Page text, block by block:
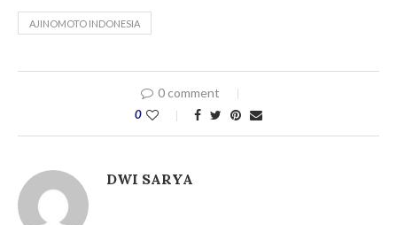
AJINOMOTO INDONESIA
0 comment
0
DWI SARYA